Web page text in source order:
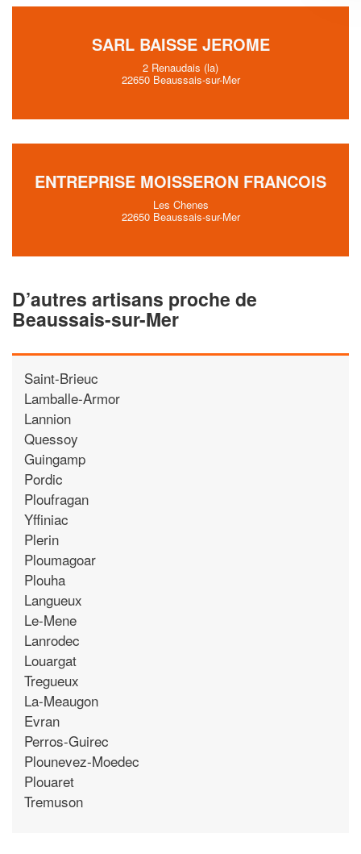
SARL BAISSE JEROME
2 Renaudais (la)
22650 Beaussais-sur-Mer
ENTREPRISE MOISSERON FRANCOIS
Les Chenes
22650 Beaussais-sur-Mer
D’autres artisans proche de
Beaussais-sur-Mer
Saint-Brieuc
Lamballe-Armor
Lannion
Quessoy
Guingamp
Pordic
Ploufragan
Yffiniac
Plerin
Ploumagoar
Plouha
Langueux
Le-Mene
Lanrodec
Louargat
Tregueux
La-Meaugon
Evran
Perros-Guirec
Plounevez-Moedec
Plouaret
Tremuson